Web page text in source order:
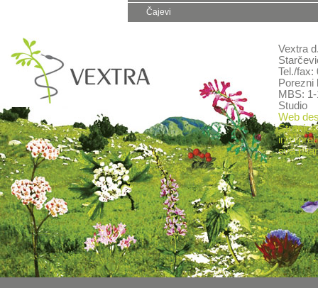
Čajevi
Vextra
Tel./fax:
Porezni
MBS:
Studio
Web
sva